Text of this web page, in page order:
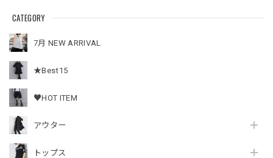
CATEGORY
7月 NEW ARRIVAL
★Best15
♥HOT ITEM
アウター
トップス